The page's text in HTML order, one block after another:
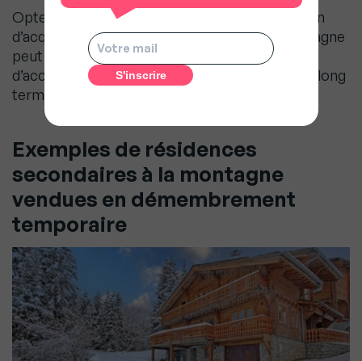
Opter pour le démembrement de propriété afin
d’acquérir un appartement ou chalet à la montagne
peut leur permettre, avec un plus petit budget,
d’accéder au rêve de la résidence secondaire à long
terme.
Exemples de résidences
secondaires à la montagne
vendues en démembrement
temporaire